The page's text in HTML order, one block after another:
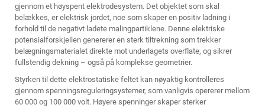
gjennom et høyspent elektrodesystem. Det objektet som skal
belækkes, er elektrisk jordet, noe som skaper en positiv ladning i
forhold til de negativt ladete malingpartiklene. Denne elektriske
potensialforskjellen genererer en sterk tiltrekning som trekker
belægningsmaterialet direkte mot underlagets overflate, og sikrer
fullstendig dekning – også på komplekse geometrier.
Styrken til dette elektrostatiske feltet kan nøyaktig kontrolleres
gjennom spenningsreguleringsystemer, som vanligvis opererer mellom
60 000 og 100 000 volt. Høyere spenninger skaper sterker